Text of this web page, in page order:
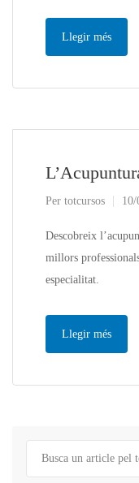
Llegir més
Per totcursos 10/
Descobreix
millors
especialitat.
Llegir més